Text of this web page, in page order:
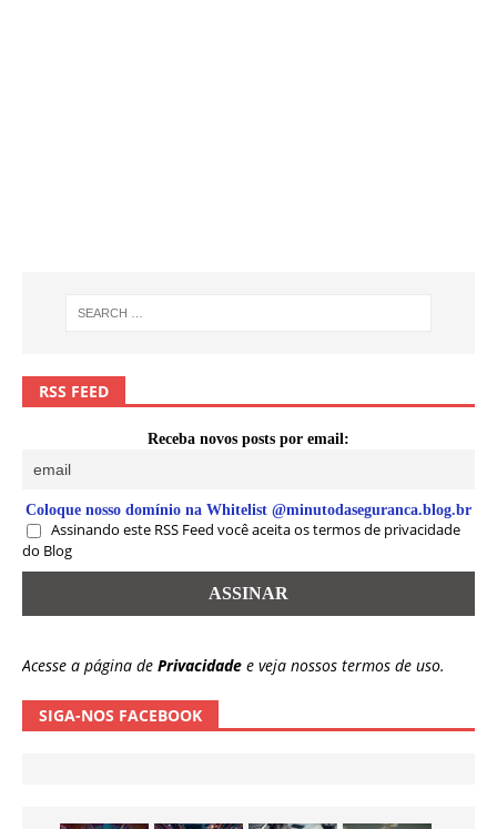
RSS FEED
Receba novos posts por email:
Coloque nosso domínio na Whitelist @minutodaseguranca.blog.br
Assinando este RSS Feed você aceita os termos de privacidade
do Blog
Acesse a página de Privacidade e veja nossos termos de uso.
SIGA-NOS FACEBOOK